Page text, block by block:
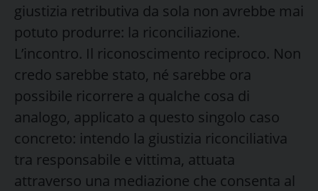
giustizia retributiva da sola non avrebbe mai
potuto produrre: la riconciliazione.
L’incontro. Il riconoscimento reciproco. Non
credo sarebbe stato, né sarebbe ora
possibile ricorrere a qualche cosa di
analogo, applicato a questo singolo caso
concreto: intendo la giustizia riconciliativa
tra responsabile e vittima, attuata
attraverso una mediazione che consenta al